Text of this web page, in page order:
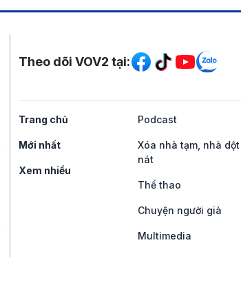
Mạng xã hội
Theo dõi VOV2 tại:
Trang chủ
Mới nhất
Xem nhiều
Podcast
Xóa nhà tạm, nhà dột
nát
Thể thao
Chuyện người già
Multimedia